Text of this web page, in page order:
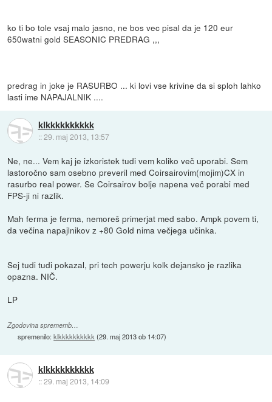
ko ti bo tole vsaj malo jasno, ne bos vec pisal da je 120 eur
650watni gold SEASONIC PREDRAG ,,,
predrag in joke je RASURBO ... ki lovi vse krivine da si sploh lahko
lasti ime NAPAJALNIK ....
klkkkkkkkkkk
::29. maj 2013, 13:57
Ne, ne... Vem kaj je izkoristek tudi vem koliko več uporabi. Sem
lastoročno sam osebno preveril med Coirsairovim(mojim)CX in
rasurbo real power. Se Coirsairov bolje napena več porabi med
FPS-ji ni razlik.
Mah ferma je ferma, nemoreš primerjat med sabo. Ampk povem ti,
da večina napajlnikov z +80 Gold nima večjega učinka.
Sej tudi tudi pokazal, pri tech powerju kolk dejansko je razlika
opazna. NIČ.
LP
Zgodovina sprememb…
spremenilo:klkkkkkkkkkk (29. maj 2013 ob 14:07)
klkkkkkkkkkk
::29. maj 2013, 14:09